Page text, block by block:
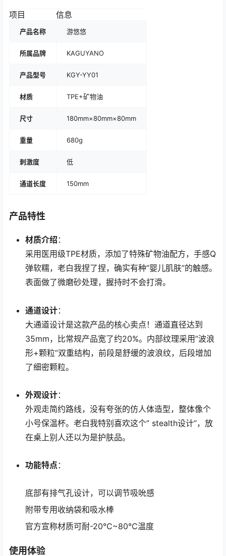
项目 信息
产品名称 游悠悠
所属品牌 KAGUYANO
产品型号 KGY-YY01
材质 TPE+矿物油
尺寸 180mm×80mm×80mm
重量 680g
刺激度 低
通道长度 150mm
产品特性
材质介绍 ：
采用医用级TPE材质，添加了特殊矿物油配方，手感Q
弹软糯，老白我捏了捏，确实有种”婴儿肌肤”的触感。
表面做了微磨砂处理，握持时不会打滑。
通道设计：
大通道设计是这款产品的核心卖点！通道直径达到
35mm，比常规产品宽了约20%。内部纹理采用”波浪
形+颗粒”双重结构，前段是舒缓的波浪纹，后段增加
了细密颗粒。
外观设计：
外观走简约路线，没有夸张的仿人体造型，整体像个
小号保温杯。老白我特别喜欢这个” stealth设计”，放
在桌上别人还以为是护肤品。
功能特点 ：
底部有排气孔设计，可以调节吸吮感
附带专用收纳袋和吸水棒
官方宣称材质可耐-20℃~80℃温度
使用体验